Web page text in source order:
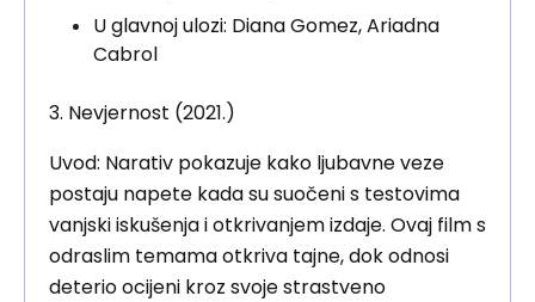
U glavnoj ulozi: Diana Gomez, Ariadna
Cabrol
3. Nevjernost (2021.)
Uvod: Narativ pokazuje kako ljubavne veze
postaju napete kada su suočeni s testovima
vanjski iskušenja i otkrivanjem izdaje. Ovaj film s
odraslim temama otkriva tajne, dok odnosi
deterio ocijeni kroz svoje strastveno